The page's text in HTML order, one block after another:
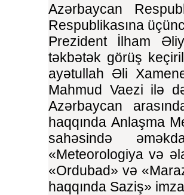
Azərbaycan
Respublikasına
Prezident İlham
təkbətək görüş
ayətullah Əli
Mahmud Vaezi ilə
Azərbaycan
haqqında Anlaşma
sahəsində
«Meteorologiya və
«Ordubad» və
haqqında Saziş»